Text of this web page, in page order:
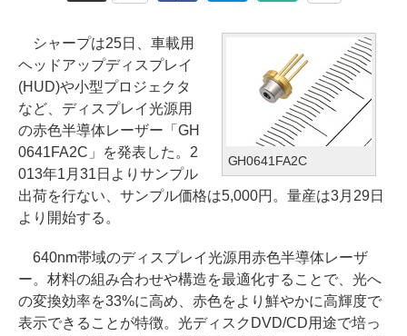
GH0641FA2C
シャープは25日、車載用
ヘッドアップディスプレイ
(HUD)や小型プロジェクタ
など、ディスプレイ光源用
の赤色半導体レーザー「GH
0641FA2C」を発表した。2
013年1月31日よりサンプル
出荷を行ない、サンプル価格は5,000円。量産は3月29日
より開始する。
640nm帯域のディスプレイ光源用赤色半導体レーザ
ー。材料の組み合わせや構造を最適化することで、光へ
の変換効率を33%に高め、赤色をより鮮やかに高輝度で
表示できることが特徴。光ディスクDVD/CD用途で培っ